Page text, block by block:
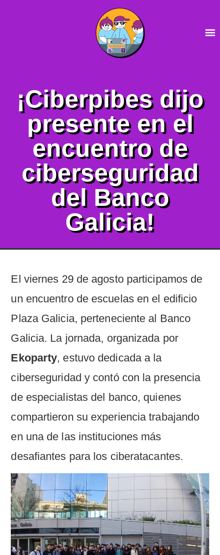
¡Ciberpibes dijo
presente en el
encuentro de
ciberseguridad
del Banco
Galicia!
El viernes 29 de agosto participamos de
un encuentro de escuelas en el edificio
Plaza Galicia, perteneciente al Banco
Galicia. La jornada, organizada por
Ekoparty, estuvo dedicada a la
ciberseguridad y contó con la presencia
de especialistas del banco, quienes
compartieron su experiencia trabajando
en una de las instituciones más
desafiantes para los ciberatacantes.